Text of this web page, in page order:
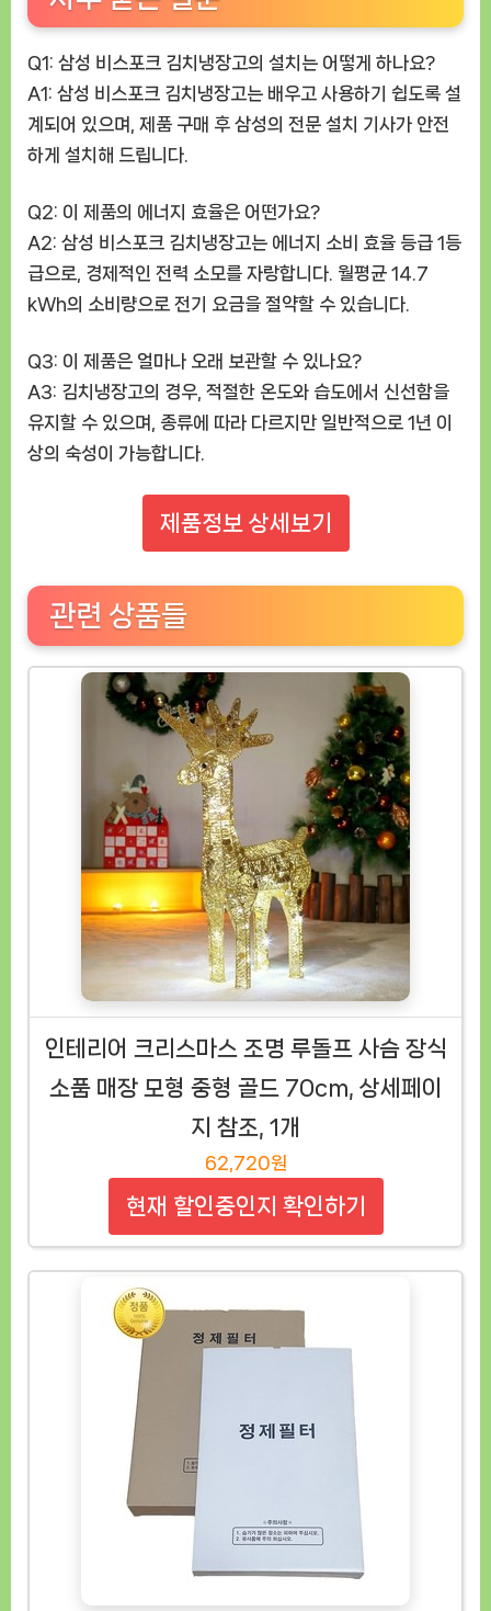
Q1: 삼성 비스포크 김치냉장고의 설치는 어떻게 하나요?
A1: 삼성 비스포크 김치냉장고는 배우고 사용하기 쉽도록 설
계되어 있으며, 제품 구매 후 삼성의 전문 설치 기사가 안전
하게 설치해 드립니다.
Q2: 이 제품의 에너지 효율은 어떤가요?
A2: 삼성 비스포크 김치냉장고는 에너지 소비 효율 등급 1등
급으로, 경제적인 전력 소모를 자랑합니다. 월평균 14.7
kWh의 소비량으로 전기 요금을 절약할 수 있습니다.
Q3: 이 제품은 얼마나 오래 보관할 수 있나요?
A3: 김치냉장고의 경우, 적절한 온도와 습도에서 신선함을
유지할 수 있으며, 종류에 따라 다르지만 일반적으로 1년 이
상의 숙성이 가능합니다.
제품정보 상세보기
관련 상품들
인테리어 크리스마스 조명 루돌프 사슴 장식
소품 매장 모형 중형 골드 70cm, 상세페이
지 참조, 1개
62,720원
현재 할인중인지 확인하기